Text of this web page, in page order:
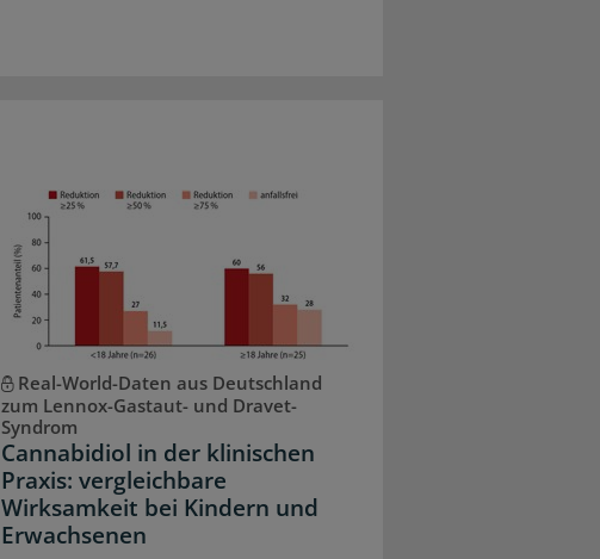
Real-World-Daten aus Deutschland
zum Lennox-Gastaut- und Dravet-
Syndrom
Cannabidiol in der klinischen
Praxis: vergleichbare
Wirksamkeit bei Kindern und
Erwachsenen